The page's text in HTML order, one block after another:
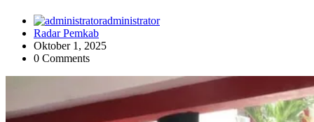
administrator
Radar Pemkab
Oktober 1, 2025
0 Comments